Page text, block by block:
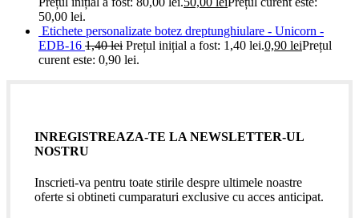
50,00 lei.
Etichete personalizate botez dreptunghiulare - Unicorn -
EDB-16 1,40lei Prețul inițial a fost: 1,40 lei.0,90 leiPrețul
curent este: 0,90 lei.
INREGISTREAZA-TE LA NEWSLETTER-UL
NOSTRU
Inscrieti-va pentru toate stirile despre ultimele noastre
oferte si obtineti cumparaturi exclusive cu acces anticipat.